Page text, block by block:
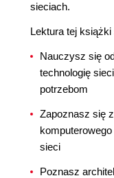
sieciach.
Lektura tej książki
Nauczysz się
technologię
potrzebom
Zapoznasz się
sieci
Poznasz